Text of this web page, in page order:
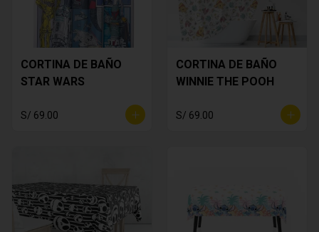
CORTINA DE BAÑO
STAR WARS
S/ 69.00
CORTINA DE BAÑO
WINNIE THE POOH
S/ 69.00